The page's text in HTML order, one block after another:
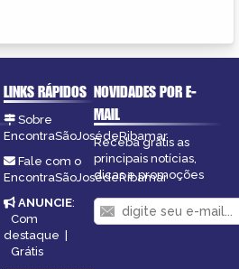
LINKS RÁPIDOS
Sobre
EncontraSãoJosédeRibamar
Fale com o
EncontraSãoJosédeRibamar
ANUNCIE:
Com
destaque |
Grátis
NOVIDADES POR E-
MAIL
Receba grátis as
principais notícias,
dicas e promoções